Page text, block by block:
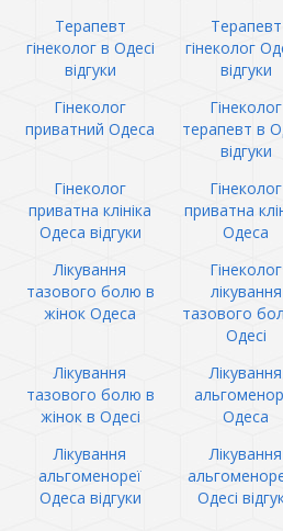
Терапевт
гінеколог в Одесі
відгуки
Терапевт
гінеколог
відгуки
Гінеколог
приватний Одеса
Гінеколог
терапевт в
відгуки
Гінеколог
приватна клініка
Одеса відгуки
Гінеколог
приватна
Одеса
Лікування
тазового болю в
жінок Одеса
Гінеколог
лікування
тазового
Одесі
Лікування
тазового болю в
жінок в Одесі
Лікування
Одеса
Лікування
альгоменореї
Одеса відгуки
Лікування
Одесі